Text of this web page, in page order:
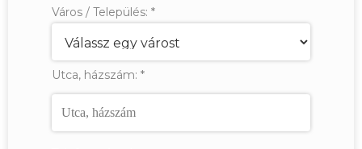
Város / Település: *
Utca, házszám: *